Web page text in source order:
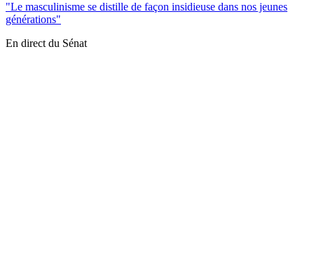
"Le masculinisme se distille de façon insidieuse dans nos jeunes
générations"
En direct du Sénat